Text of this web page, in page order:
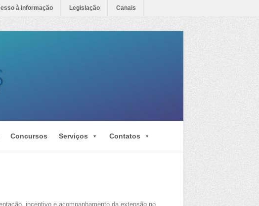
à informação Legislação Canais
Concursos Serviços Contatos
incentivo e acompanhamento da extensão no